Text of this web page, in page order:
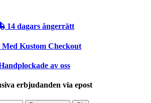
14 dagars ångerrätt
Med Kustom Checkout
av oss
erbjudanden via epost